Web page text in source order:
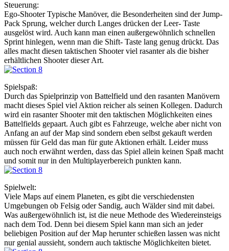
Steuerung:
Ego-Shooter Typische Manöver, die Besonderheiten sind der Jump-
Pack Sprung, welcher durch Langes drücken der Leer- Taste
ausgelöst wird. Auch kann man einen außergewöhnlich schnellen
Sprint hinlegen, wenn man die Shift- Taste lang genug drückt. Das
alles macht diesen taktischen Shooter viel rasanter als die bisher
erhältlichen Shooter dieser Art.
Spielspaß:
Durch das Spielprinzip von Battelfield und den rasanten Manövern
macht dieses Spiel viel Aktion reicher als seinen Kollegen. Dadurch
wird ein rasanter Shooter mit den taktischen Möglichkeiten eines
Battelfields gepaart. Auch gibt es Fahrzeuge, welche aber nicht von
Anfang an auf der Map sind sondern eben selbst gekauft werden
müssen für Geld das man für gute Aktionen erhält. Leider muss
auch noch erwähnt werden, dass das Spiel allein keinen Spaß macht
und somit nur in den Multiplayerbereich punkten kann.
Spielwelt:
Viele Maps auf einem Planeten, es gibt die verschiedensten
Umgebungen ob Felsig oder Sandig, auch Wälder sind mit dabei.
Was außergewöhnlich ist, ist die neue Methode des Wiedereinsteigs
nach dem Tod. Denn bei diesem Spiel kann man sich an jeder
beliebigen Position auf der Map herunter schießen lassen was nicht
nur genial aussieht, sondern auch taktische Möglichkeiten bietet.